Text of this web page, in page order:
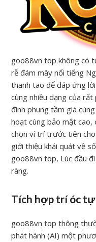
goo88vn top không có
rễ đám mây nổi tiếng
thanh tao để đáp ứng
cùng nhiều dạng của
đình phung tầm giá
hoạt cùng bảo mật cao,
chọn ví trí trước tiên
giới thiệu khái quát về
goo88vn top, Lúc đầu
ràng.
Tích hợp trí óc tự
goo88vn top thông
phát hành (AI) một